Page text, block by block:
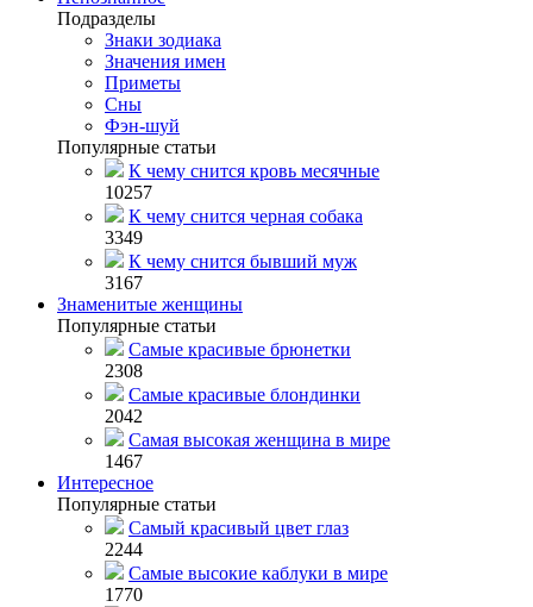
Подразделы
Знаки зодиака
Значения имен
Приметы
Сны
Фэн-шуй
Популярные статьи
К чему снится кровь месячные
10257
К чему снится черная собака
3349
К чему снится бывший муж
3167
Знаменитые женщины
Популярные статьи
Самые красивые брюнетки
2308
Самые красивые блондинки
2042
Самая высокая женщина в мире
1467
Интересное
Популярные статьи
Самый красивый цвет глаз
2244
Самые высокие каблуки в мире
1770